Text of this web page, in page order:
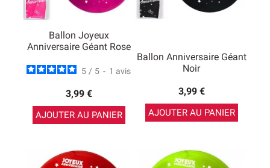
Ballon Joyeux
Anniversaire Géant Rose
5 / 5 - 1 avis
3,99 €
AJOUTER AU PANIER
Ballon Anniversaire Géant
Noir
3,99 €
AJOUTER AU PANIER